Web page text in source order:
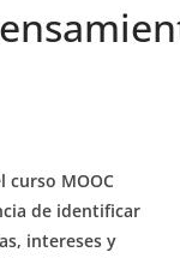
curso MOOC
de identificar
intereses y